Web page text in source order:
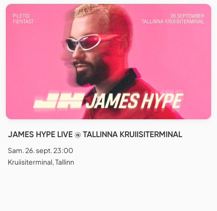
JAMES HYPE LIVE @ TALLINNA KRUIISITERMINAL
Sam. 26. sept. 23:00
Kruiisiterminal, Tallinn